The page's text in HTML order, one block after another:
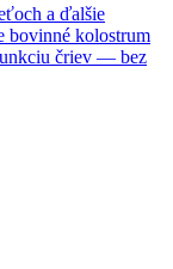
a ďalšie
bovinné kolostrum
čriev — bez